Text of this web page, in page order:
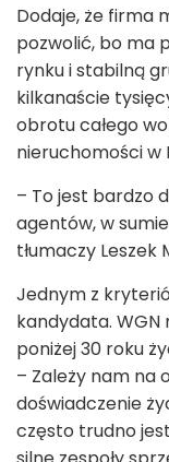
Dodaje, że firma
pozwolić, bo ma
rynku i stabilną
kilkanaście
obrotu całego
nieruchomości w
– To jest bardzo
agentów, w
tłumaczy Leszek
Jednym z
kandydata.
poniżej 30 roku
– Zależy nam na
doświadczenie
często trudno